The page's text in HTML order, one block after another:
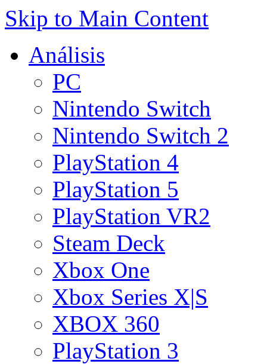
Skip to Main Content
Análisis
PC
Nintendo Switch
Nintendo Switch 2
PlayStation 4
PlayStation 5
PlayStation VR2
Steam Deck
Xbox One
Xbox Series X|S
XBOX 360
PlayStation 3